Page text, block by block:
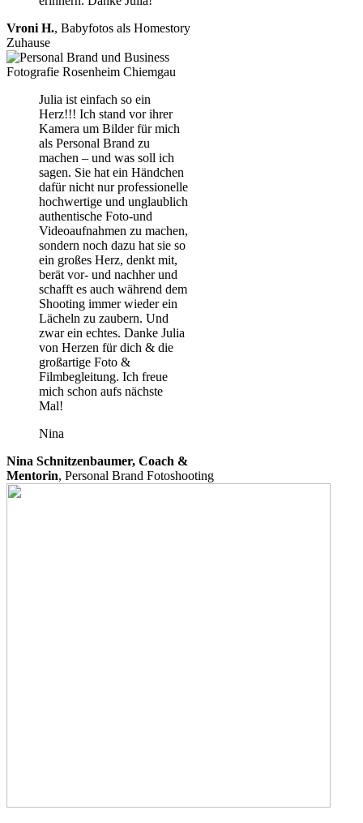
Vroni H., Babyfotos als Homestory
Zuhause
Julia ist einfach so ein
Herz!!! Ich stand vor ihrer
Kamera um Bilder für mich
als Personal Brand zu
machen – und was soll ich
sagen. Sie hat ein Händchen
dafür nicht nur professionelle
hochwertige und unglaublich
authentische Foto-und
Videoaufnahmen zu machen,
sondern noch dazu hat sie so
ein großes Herz, denkt mit,
berät vor- und nachher und
schafft es auch während dem
Shooting immer wieder ein
Lächeln zu zaubern. Und
zwar ein echtes. Danke Julia
von Herzen für dich & die
großartige Foto &
Filmbegleitung. Ich freue
mich schon aufs nächste
Mal!
Nina
Nina Schnitzenbaumer, Coach &
Mentorin, Personal Brand Fotoshooting